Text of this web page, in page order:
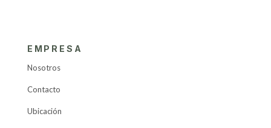
EMPRESA
Nosotros
Contacto
Ubicación